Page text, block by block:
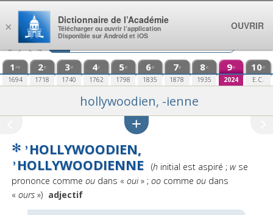
Aller au contenu
1 re
1694
2e
1718
3e
1740
4e
1762
5e
1798
6e
1835
7e
1878
8e
1935
9e
2024
10e
E.C.
hollywoodien, -ienne
✻ ’ HOLLYWOODIEN,
’ HOLLYWOODIENNE
Prononciation
:
(hinitial est aspiré ; wse
prononce comme oudans « oui» ; oocomme oudans
« ours») adjectif
×
Dictionnaire de l’Académie
Télécharger ou ouvrir l’application
Disponible sur Android et iOS
OUVRIR